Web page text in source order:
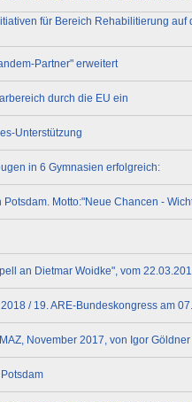
für Bereich Rehabilitierung
Partner" erweitert
durch die EU ein
Unterstützung
in 6 Gymnasien erfolgreich:
Motto:"Neue Chancen -
an Dietmar Woidke", vom
/ 19. ARE-Bundeskongress am
November 2017, von Igor Göldner